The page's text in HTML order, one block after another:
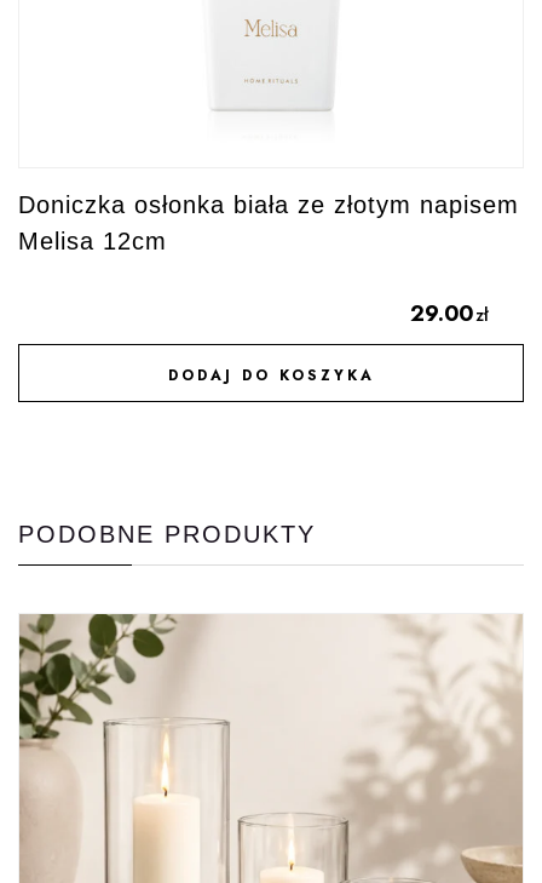
Doniczka osłonka biała ze złotym napisem
Melisa 12cm
29.00zł
DODAJ DO KOSZYKA
DODAJ DO ULUBIONYCH
PODOBNE PRODUKTY